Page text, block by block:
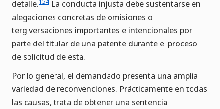
detalle.
La conducta injusta debe sustentarse en
alegaciones concretas de omisiones o
tergiversaciones importantes e intencionales por
parte del titular de una patente durante el proceso
de solicitud de esta.
Por lo general, el demandado presenta una amplia
variedad de reconvenciones. Prácticamente en todas
las causas, trata de obtener una sentencia